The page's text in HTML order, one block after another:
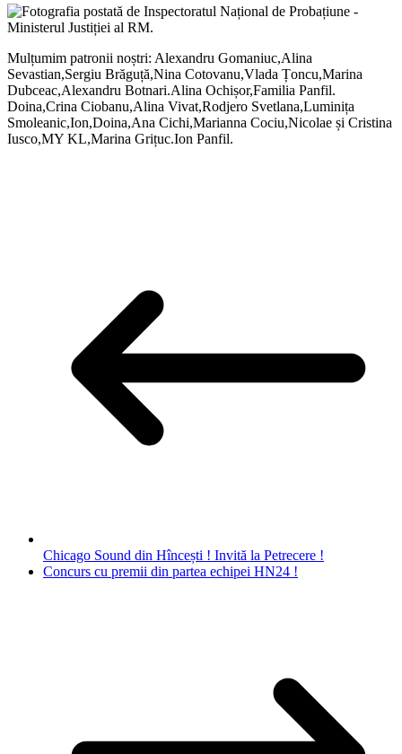
Mulțumim patronii noștri: Alexandru Gomaniuc,Alina
Sevastian,Sergiu Brăguță,Nina Cotovanu,Vlada Țoncu,Marina
Dubceac,Alexandru Botnari.Alina Ochișor,Familia Panfil.
Doina,Crina Ciobanu,Alina Vivat,Rodjero Svetlana,Luminița
Smoleanic,Ion,Doina,Ana Cichi,Marianna Cociu,Nicolae și Cristina
Iusco,MY KL,Marina Grițuc.Ion Panfil.
Chicago Sound din Hîncești ! Invită la Petrecere !
Concurs cu premii din partea echipei HN24 !